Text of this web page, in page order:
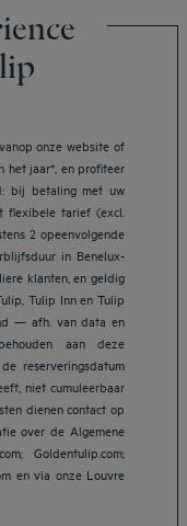
onze website of
het jaar*, en profiteer
bij betaling met uw
flexibele tarief (excl.
2 opeenvolgende
in Benelux-
klanten, en geldig
Tulip Inn en Tulip
— afh. van data en
aan deze
reserveringsdatum
niet cumuleerbaar
dienen contact op
over de Algemene
Goldentulip.com;
en via onze Louvre